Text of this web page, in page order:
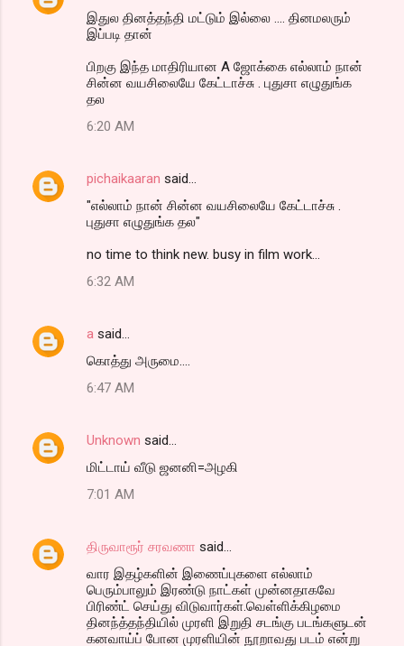
இதுல தினத்தந்தி மட்டும் இல்லை .... தினமலரும்
இப்படி தான்
பிறகு இந்த மாதிரியான A ஜோக்கை எல்லாம் நான்
சின்ன வயசிலையே கேட்டாச்சு . புதுசா எழுதுங்க
தல
6:20 AM
pichaikaaran said…
"எல்லாம் நான் சின்ன வயசிலையே கேட்டாச்சு .
புதுசா எழுதுங்க தல"
no time to think new. busy in film work...
6:32 AM
a said…
கொத்து அருமை....
6:47 AM
Unknown said…
மிட்டாய் வீடு ஜனனி=அழகி
7:01 AM
திருவாரூர் சரவணா said…
வார இதழ்களின் இணைப்புகளை எல்லாம்
பெரும்பாலும் இரண்டு நாட்கள் முன்னதாகவே
பிரிண்ட் செய்து விடுவார்கள்.வெள்ளிக்கிழமை
தினந்த்தந்தியில் முரளி இறுதி சடங்கு படங்களுடன்
கனவாய்ப் போன முரளியின் நூறாவது படம் என்று